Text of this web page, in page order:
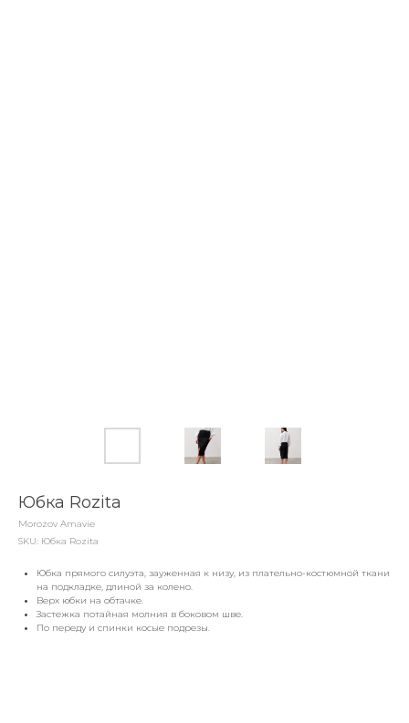
Юбка Rozita
Morozov Amavie
SKU: Юбка Rozita
Юбка прямого силуэта, зауженная к низу, из плательно-костюмной ткани
на подкладке, длиной за колено.
Верх юбки на обтачке.
Застежка потайная молния в боковом шве.
По переду и спинки косые подрезы.